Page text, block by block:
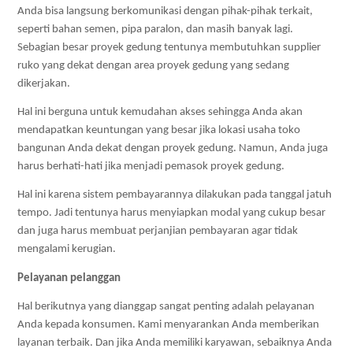
Anda bisa langsung berkomunikasi dengan pihak-pihak terkait,
seperti bahan semen, pipa paralon, dan masih banyak lagi.
Sebagian besar proyek gedung tentunya membutuhkan supplier
ruko yang dekat dengan area proyek gedung yang sedang
dikerjakan.
Hal ini berguna untuk kemudahan akses sehingga Anda akan
mendapatkan keuntungan yang besar jika lokasi usaha toko
bangunan Anda dekat dengan proyek gedung. Namun, Anda juga
harus berhati-hati jika menjadi pemasok proyek gedung.
Hal ini karena sistem pembayarannya dilakukan pada tanggal jatuh
tempo. Jadi tentunya harus menyiapkan modal yang cukup besar
dan juga harus membuat perjanjian pembayaran agar tidak
mengalami kerugian.
Pelayanan pelanggan
Hal berikutnya yang dianggap sangat penting adalah pelayanan
Anda kepada konsumen. Kami menyarankan Anda memberikan
layanan terbaik. Dan jika Anda memiliki karyawan, sebaiknya Anda